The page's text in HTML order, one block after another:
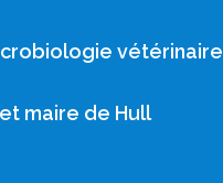
vétérinaire
maire de Hull